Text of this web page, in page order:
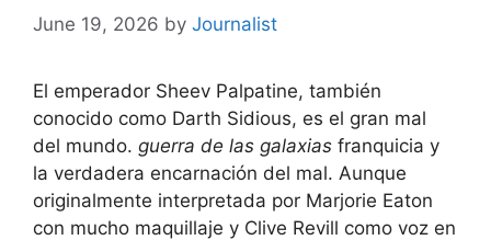
June 19, 2026 by Journalist
El emperador Sheev Palpatine, también
conocido como Darth Sidious, es el gran mal
del mundo. guerra de las galaxias franquicia y
la verdadera encarnación del mal. Aunque
originalmente interpretada por Marjorie Eaton
con mucho maquillaje y Clive Revill como voz en